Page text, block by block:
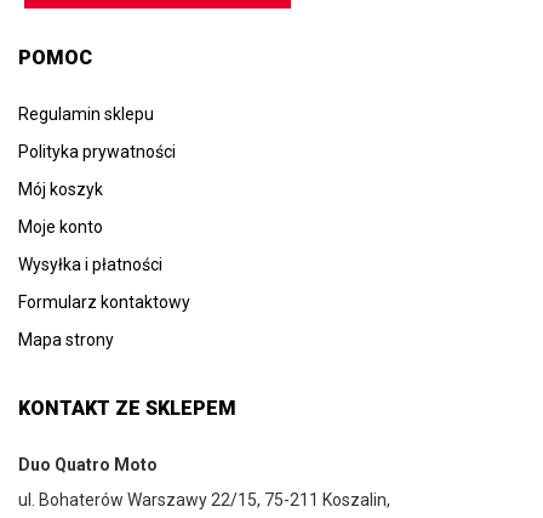
POMOC
Regulamin sklepu
Polityka prywatności
Mój koszyk
Moje konto
Wysyłka i płatności
Formularz kontaktowy
Mapa strony
KONTAKT ZE SKLEPEM
Duo Quatro Moto
ul. Bohaterów Warszawy 22/15, 75-211 Koszalin,